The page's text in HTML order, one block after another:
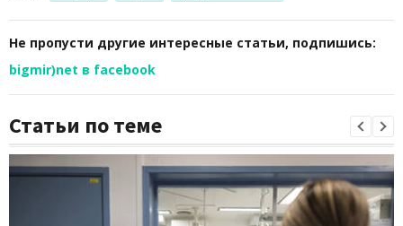
Не пропусти другие интересные статьи, подпишись:
bigmir)net в facebook
Статьи по теме